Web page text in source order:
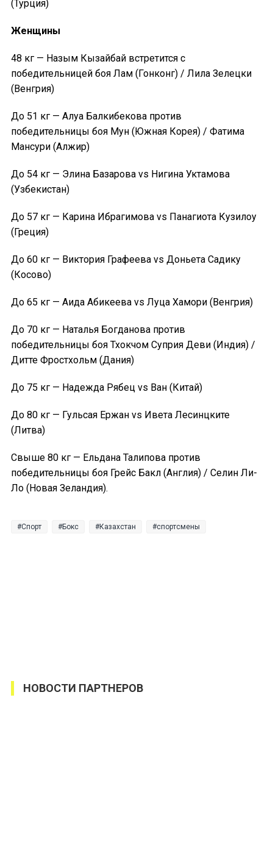
(Турция)
Женщины
48 кг — Назым Кызайбай встретится с
победительницей боя Лам (Гонконг) / Лила Зелецки
(Венгрия)
До 51 кг — Алуа Балкибекова против
победительницы боя Мун (Южная Корея) / Фатима
Мансури (Алжир)
До 54 кг — Элина Базарова vs Нигина Уктамова
(Узбекистан)
До 57 кг — Карина Ибрагимова vs Панагиота Кузилоу
(Греция)
До 60 кг — Виктория Графеева vs Доньета Садику
(Косово)
До 65 кг — Аида Абикеева vs Луца Хамори (Венгрия)
До 70 кг — Наталья Богданова против
победительницы боя Тхокчом Суприя Деви (Индия) /
Дитте Фростхольм (Дания)
До 75 кг — Надежда Рябец vs Ван (Китай)
До 80 кг — Гульсая Ержан vs Ивета Лесинцките
(Литва)
Свыше 80 кг — Ельдана Талипова против
победительницы боя Грейс Бакл (Англия) / Селин Ли-
Ло (Новая Зеландия).
Спорт Бокс Казахстан спортсмены
НОВОСТИ ПАРТНЕРОВ